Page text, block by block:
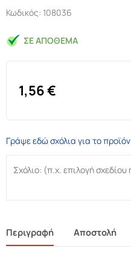
Κωδικός: 108036
ΣΕ ΑΠΌΘΕΜΑ
1,56€
Γράψε εδώ σχόλια για το προϊόν
Περιγραφή Αποστολή